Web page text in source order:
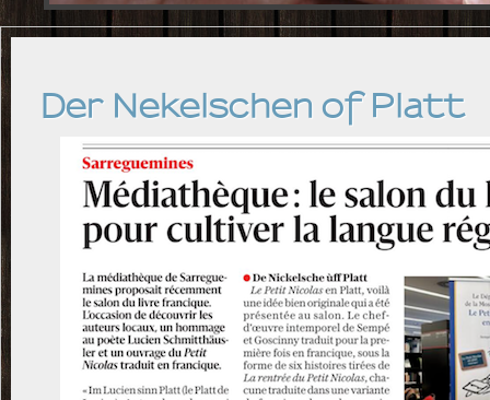
Der Nekelschen of Platt